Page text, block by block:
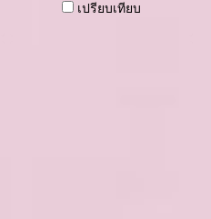
เปรียบเทียบ